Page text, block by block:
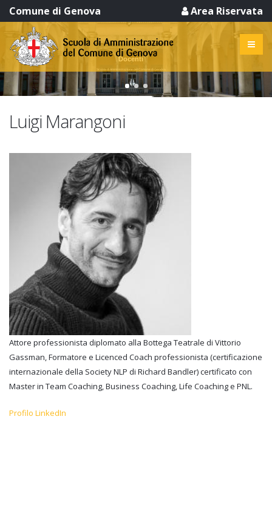
Comune di Genova Area Riservata
Docenti
Scuola di Amministrazione del Comune di Genova
Luigi Marangoni
Attore professionista diplomato alla Bottega Teatrale di Vittorio
Gassman, Formatore e Licenced Coach professionista (certificazione
internazionale della Society NLP di Richard Bandler) certificato con
Master in Team Coaching, Business Coaching, Life Coaching e PNL.
Profilo LinkedIn